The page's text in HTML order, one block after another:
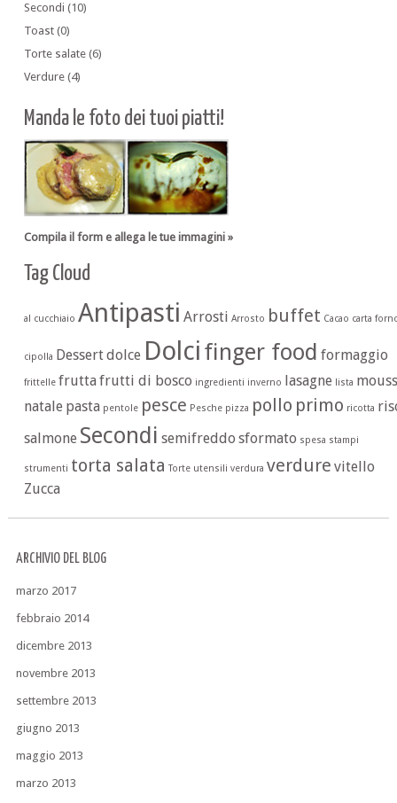
Secondi (10)
Toast(0)
Torte salate(6)
Verdure(4)
Manda le foto dei tuoi piatti!
Compila il form e allega le tue immagini »
Tag Cloud
al cucchiaio Antipasti Arrosti Arrosto buffet Cacao carta
cipolla Dessertdolce Dolci finger food formaggio
frittelle frutta frutti di bosco ingredienti inverno lasagne lista
natale pasta pentole pesce Pesche pizza pollo primo ricotta
salmone Secondi semifreddo sformato spesa stampi
strumenti torta salata Torte utensili verdura verdure vitello
Zucca
ARCHIVIO DEL BLOG
marzo 2017
febbraio 2014
dicembre 2013
novembre 2013
settembre 2013
giugno 2013
maggio 2013
marzo 2013